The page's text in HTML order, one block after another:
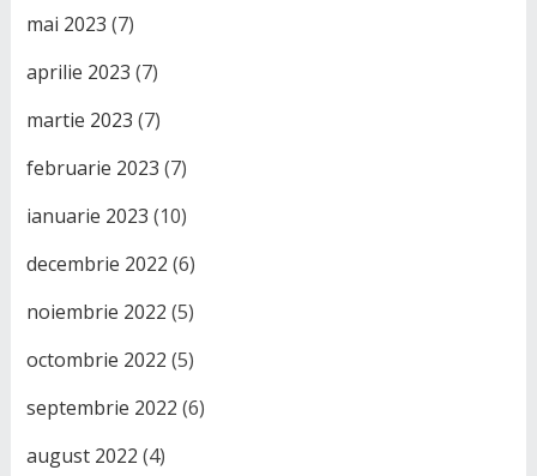
mai 2023 (7)
aprilie 2023 (7)
martie 2023 (7)
februarie 2023 (7)
ianuarie 2023 (10)
decembrie 2022 (6)
noiembrie 2022 (5)
octombrie 2022 (5)
septembrie 2022 (6)
august 2022 (4)